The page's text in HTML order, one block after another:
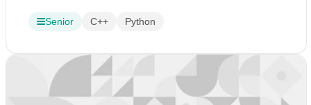
Senior C++ Python